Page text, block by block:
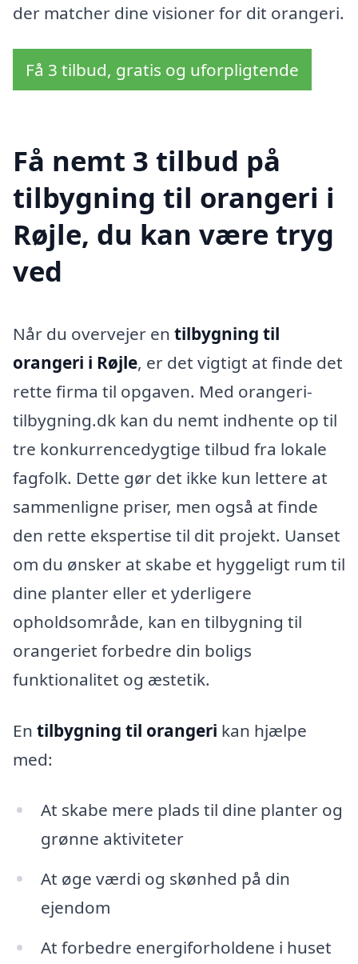
der matcher dine visioner for dit orangeri.
Få 3 tilbud, gratis og uforpligtende
Få nemt 3 tilbud på
tilbygning til orangeri i
Røjle, du kan være tryg
ved
Når du overvejer en tilbygning til
orangeri i Røjle, er det vigtigt at finde det
rette firma til opgaven. Med orangeri-
tilbygning.dk kan du nemt indhente op til
tre konkurrencedygtige tilbud fra lokale
fagfolk. Dette gør det ikke kun lettere at
sammenligne priser, men også at finde
den rette ekspertise til dit projekt. Uanset
om du ønsker at skabe et hyggeligt rum til
dine planter eller et yderligere
opholdsområde, kan en tilbygning til
orangeriet forbedre din boligs
funktionalitet og æstetik.
En tilbygning til orangeri kan hjælpe
med:
At skabe mere plads til dine planter og
grønne aktiviteter
At øge værdi og skønhed på din
ejendom
At forbedre energiforholdene i huset